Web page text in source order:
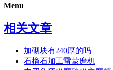
Menu
相关文章
加砌块有240厚的吗
石榴石加工雷蒙麿机